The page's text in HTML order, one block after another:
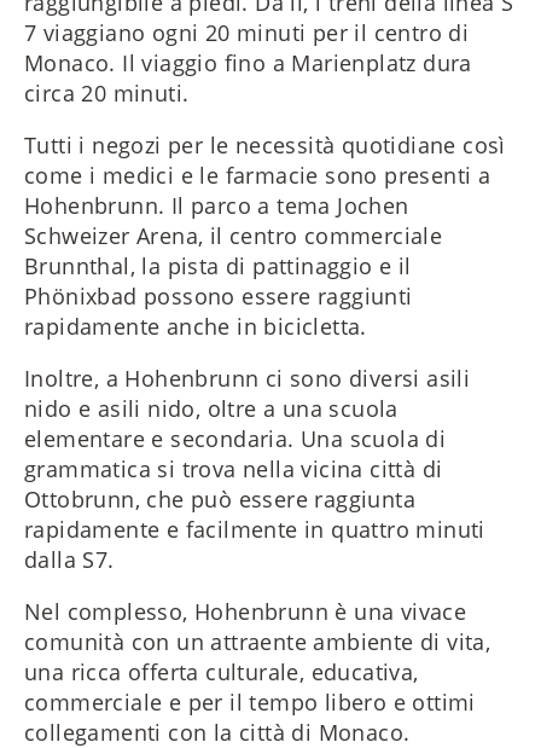
7 viaggiano ogni 20 minuti per il centro di
Monaco. Il viaggio fino a Marienplatz dura
circa 20 minuti.
Tutti i negozi per le necessità quotidiane così
come i medici e le farmacie sono presenti a
Hohenbrunn. Il parco a tema Jochen
Schweizer Arena, il centro commerciale
Brunnthal, la pista di pattinaggio e il
Phönixbad possono essere raggiunti
rapidamente anche in bicicletta.
Inoltre, a Hohenbrunn ci sono diversi asili
nido e asili nido, oltre a una scuola
elementare e secondaria. Una scuola di
grammatica si trova nella vicina città di
Ottobrunn, che può essere raggiunta
rapidamente e facilmente in quattro minuti
dalla S7.
Nel complesso, Hohenbrunn è una vivace
comunità con un attraente ambiente di vita,
una ricca offerta culturale, educativa,
commerciale e per il tempo libero e ottimi
collegamenti con la città di Monaco.